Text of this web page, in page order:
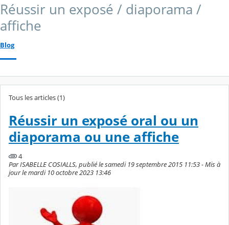
Réussir un exposé / diaporama /
affiche
Blog
Tous les articles (1)
Réussir un exposé oral ou un
diaporama ou une affiche
4
Par ISABELLE COSIALLS, publié le samedi 19 septembre 2015 11:53 - Mis à
jour le mardi 10 octobre 2023 13:46